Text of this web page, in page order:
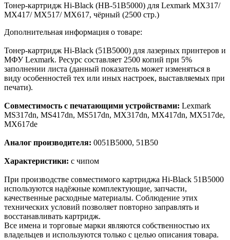
Тонер-картридж Hi-Black (HB-51B5000) для Lexmark MX317/
MX417/ MX517/ MX617, чёрный (2500 стр.)
Дополнительная информация о товаре:
Тонер-картридж Hi-Black (51B5000) для лазерных принтеров и
МФУ Lexmark. Ресурс составляет 2500 копий при 5%
заполнении листа (данный показатель может изменяться в
виду особенностей тех или иных настроек, выставляемых при
печати).
Совместимость с печатающими устройствами: Lexmark
MS317dn, MS417dn, MS517dn, MX317dn, MX417dn, MX517de,
MX617de
Аналог производителя: 0051B5000, 51B50
Характеристики: с чипом
При производстве совместимого картриджа Hi-Black 51B5000
используются надёжные комплектующие, запчасти,
качественные расходные материалы. Соблюдение этих
технических условий позволяет повторно заправлять и
восстанавливать картридж.
Все имена и торговые марки являются собственностью их
владельцев и используются только с целью описания товара.